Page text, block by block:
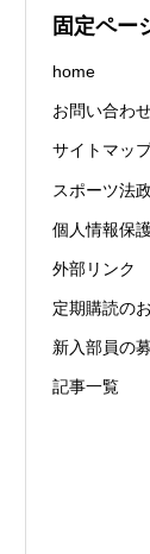
固定ペー
home
お問い合わ
サイトマッ
スポーツ法
個人情報保
外部リンク
定期購読の
新入部員の
記事一覧